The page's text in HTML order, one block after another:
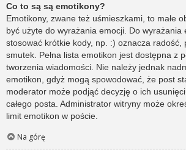
Co to są są emotikony?
Emotikony, zwane też uśmieszkami, to małe
być użyte do wyrażania emocji. Do wyrażania
stosować krótkie kody, np. :) oznacza radość,
smutek. Pełna lista emotikon jest dostępna z
tworzenia wiadomości. Nie należy jednak
emotikon, gdyż mogą spowodować, że post
moderator może podjąć decyzję o ich
całego posta. Administrator witryny może
limit emotikon w poście.
Na górę